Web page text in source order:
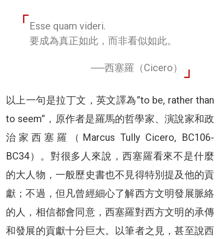
Esse quam videri.
要成為真正如此，而非看似如此。
──西塞羅（Cicero）
以上一句是拉丁文，英文譯為”to be, rather than
to seem”，原作者是羅馬的哲學家、演說家和政
治家西塞羅（Marcus Tully Cicero, BC106-
BC34）。對很多人來說，西塞羅看來不是什麼
的大人物，一般歷史書也不見得特別提及他的貢
獻；不過，但凡曾經細心了解西方文明發展脈絡
的人，相信都會同意，西塞羅對西方文明的承傳
和發展的貢獻十分巨大。以筆者之見，甚至說西